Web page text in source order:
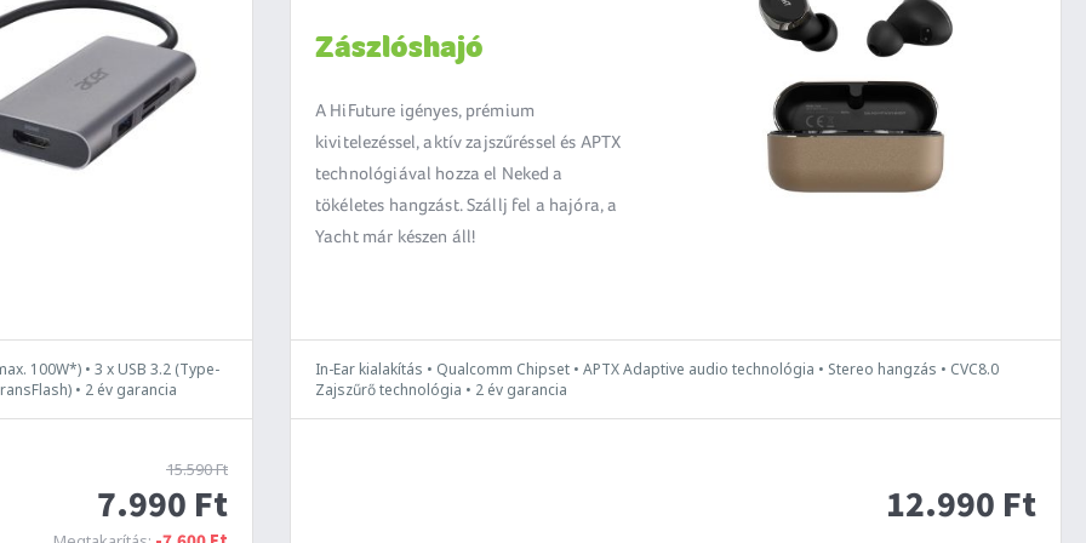
100W*) • 3 x USB 3.2 (Type-
• 2 év garancia
15.590 Ft
7.990 Ft
Zászlóshajó
A HiFuture igényes, prémium
kivitelezéssel, aktív zajszűréssel és APTX
technológiával hozza el Neked a
tökéletes hangzást. Szállj fel a hajóra, a
Yacht már készen áll!
In-Ear kialakítás • Qualcomm Chipset • APTX Adaptive audio technológia • Stereo hangzás • CVC8.0
Zajszűrő technológia • 2 év garancia
12.990 Ft